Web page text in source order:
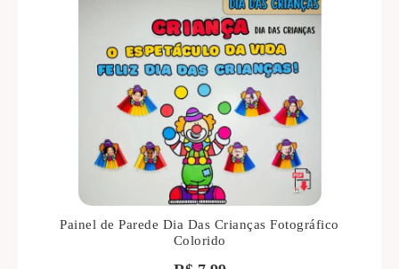
Painel de Parede Dia Das Crianças Fotográfico
Colorido